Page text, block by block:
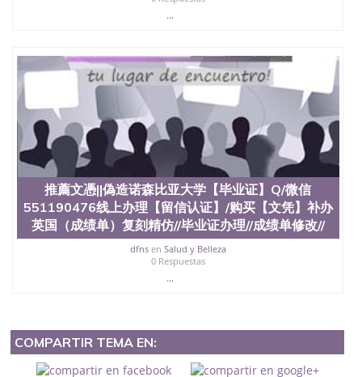
...
推薦文憑||偽造诺森比亚大学【毕业证】Q/微信
551190476线上办理【留信认证】/购买【文凭】补办
英国（成绩单）复刻精仿//毕业证办理//成绩单修改//
dfnsen Salud y Belleza
0 Respuestas
...
COMPARTIR TEMA EN: